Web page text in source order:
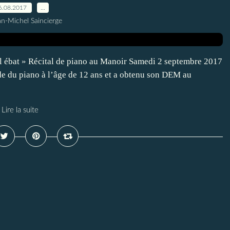
Michel Saincierge
» Récital de piano au Manoir Samedi 2 septembre 2017
du piano à l’âge de 12 ans et a obtenu son DEM au
Lire la suite